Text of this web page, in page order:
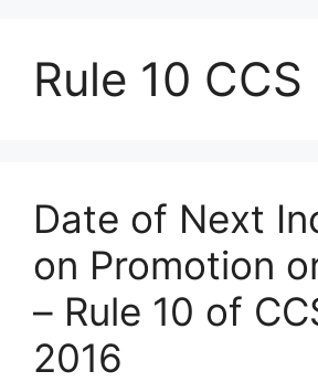
Rule 10 CCS
Date of Next
on Promotion
– Rule 10 of
2016